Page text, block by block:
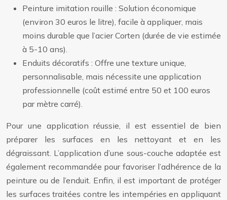
Peinture imitation rouille : Solution économique
(environ 30 euros le litre), facile à appliquer, mais
moins durable que l’acier Corten (durée de vie estimée
à 5-10 ans).
Enduits décoratifs : Offre une texture unique,
personnalisable, mais nécessite une application
professionnelle (coût estimé entre 50 et 100 euros
par mètre carré).
Pour une application réussie, il est essentiel de bien
préparer les surfaces en les nettoyant et en les
dégraissant. L’application d’une sous-couche adaptée est
également recommandée pour favoriser l’adhérence de la
peinture ou de l’enduit. Enfin, il est important de protéger
les surfaces traitées contre les intempéries en appliquant